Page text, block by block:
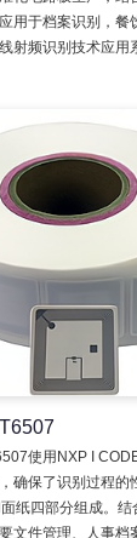
用于档案识别，餐
射频识别技术应用
使用NXP I
确保了识别过程的
纸四部分组成。
文件管理、人事档